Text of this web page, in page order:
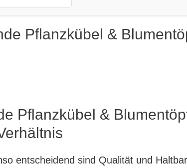
Pflanzkübel &
Pflanzkübel &
entscheidend sind Qualität und